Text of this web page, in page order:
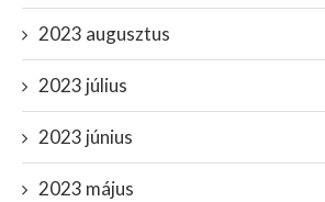
2023 augusztus
2023 július
2023 június
2023 május